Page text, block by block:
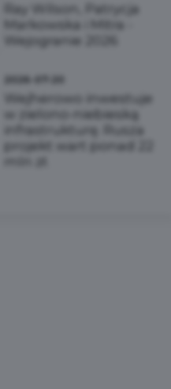
Ray Wilson, Patrycja
Markowska i Mitra -
Wejogranie 2026
Wejherowo inwestuje
w zielono-niebieską
infrastrukturę. Rusza
projekt wart ponad 22